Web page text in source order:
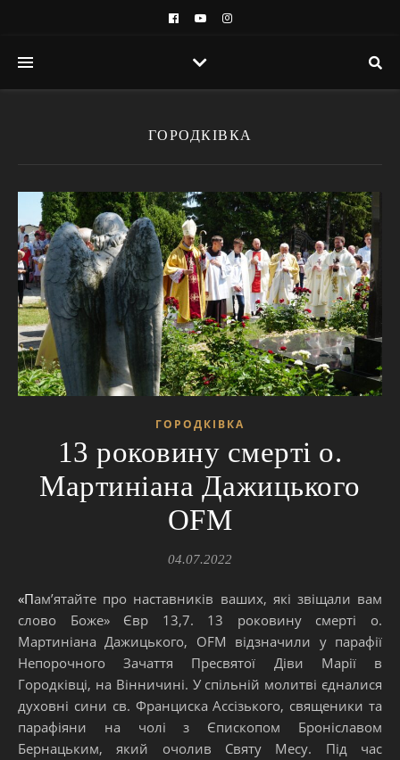
ГОРОДКІВКА
ГОРОДКІВКА
13 роковину смерті о.
Мартиніана Дажицького
OFM
04.07.2022
«Пам’ятайте про наставників ваших, які звіщали вам
слово Боже» Євр 13,7. 13 роковину смерті о.
Мартиніана Дажицького, OFM відзначили у парафії
Непорочного Зачаття Пресвятої Діви Марії в
Городківці, на Вінничині. У спільній молитві єдналися
духовні сини св. Франциска Ассізького, священики та
парафіяни на чолі з Єпископом Броніславом
Бернацьким, який очолив Святу Месу. Під час